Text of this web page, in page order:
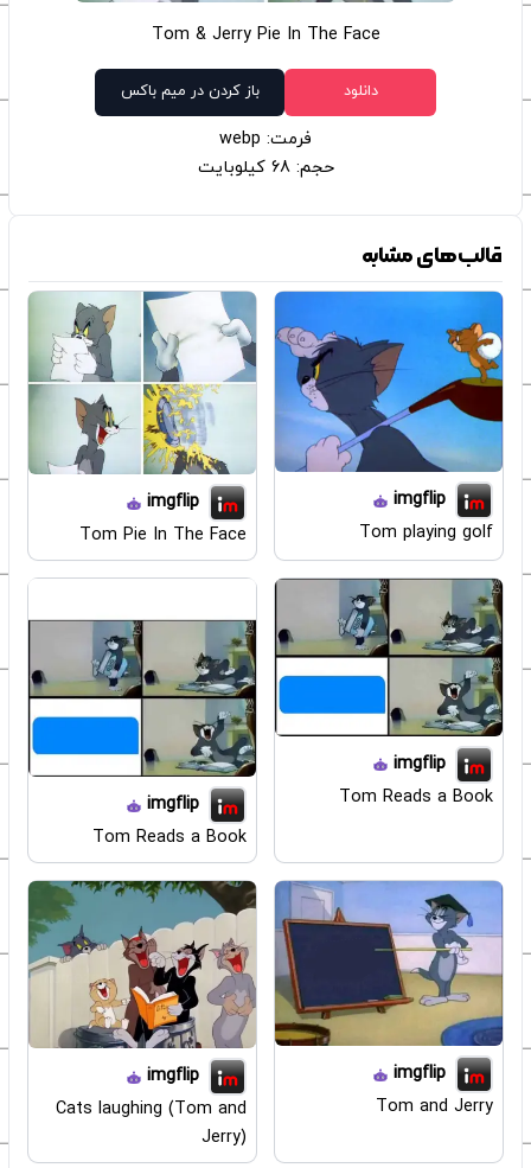
Tom & Jerry Pie In The Face
دانلود باز کردن در میم باکس
فرمت: webp
حجم: 68 کیلوبایت
قالب‌های مشابه
imgflip
Tom playing golf
imgflip
Tom Pie In The Face
imgflip
Tom Reads a Book
imgflip
Tom Reads a Book
imgflip
Tom and Jerry
imgflip
Cats laughing (Tom and
Jerry)